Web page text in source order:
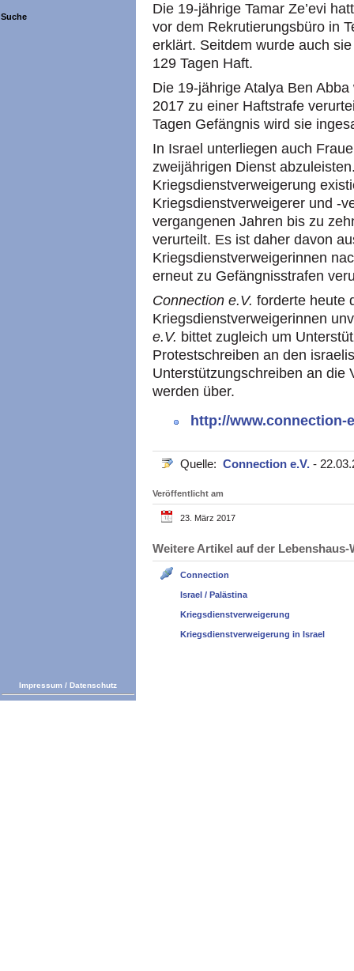
Suche
Die 19-jährige Tamar Ze’evi
vor dem Rekrutierungsbüro in
erklärt. Seitdem wurde auch
129 Tagen Haft.
Die 19-jährige Atalya Ben
2017 zu einer Haftstrafe
Tagen Gefängnis wird sie
In Israel unterliegen auch
zweijährigen Dienst
Kriegsdienstverweigerung
Kriegsdienstverweigerer und -
vergangenen Jahren bis zu
verurteilt. Es ist daher davon
Kriegsdienstverweigerinnen
erneut zu Gefängnisstrafen
Connection e.V. forderte heute
Kriegsdienstverweigerinnen
e.V. bittet zugleich um
Protestschreiben an den
Unterstützungschreiben an die
werden über.
http://www.connection-
Quelle: Connection e.V. -
Veröffentlicht am
23. März 2017
Weitere Artikel auf der
Connection
Israel / Palästina
Kriegsdienstverweigerung
Kriegsdienstverweigerung in Israel
Impressum / Datenschutz